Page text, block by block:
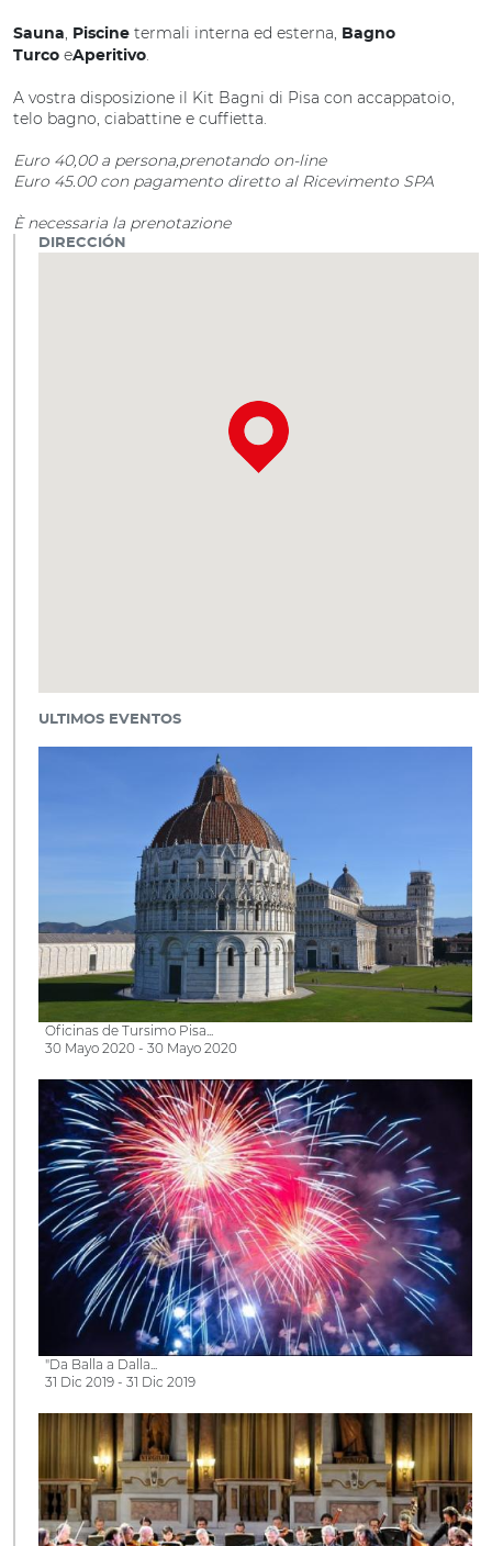
Sauna, Piscine termali interna ed esterna, Bagno
Turco eAperitivo.
A vostra disposizione il Kit Bagni di Pisa con accappatoio,
telo bagno, ciabattine e cuffietta.
Euro 40,00 a persona,prenotando on-line
Euro 45.00 con pagamento diretto al Ricevimento SPA
È necessaria la prenotazione
DIRECCIÓN
ULTIMOS EVENTOS
Oficinas de Tursimo Pisa...
30 Mayo 2020 - 30 Mayo 2020
"Da Balla a Dalla...
31 Dic 2019 - 31 Dic 2019